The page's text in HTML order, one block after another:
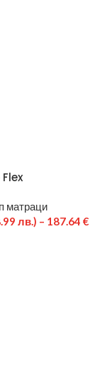
матраци
лв.) – 187.64 €